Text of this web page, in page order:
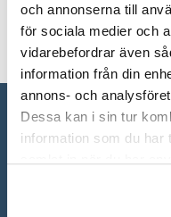
och annonserna till
för sociala medier och
vidarebefordrar även
information från din
annons- och
Dessa kan i sin tur
information som du har